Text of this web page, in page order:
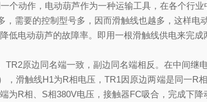
动作，电动葫芦作为一种运输工具，在各个行
需要的控制型号多，因而滑触线也越多，这样电
电动葫芦的故障率。即用一根滑触线供电来完成
原边同名端一致，副边同名端相反。在中间继
，滑触线H1为R相电压，TR1因原边两端是同一
为R相、S相380V电压，接触器FC吸合，完成下降